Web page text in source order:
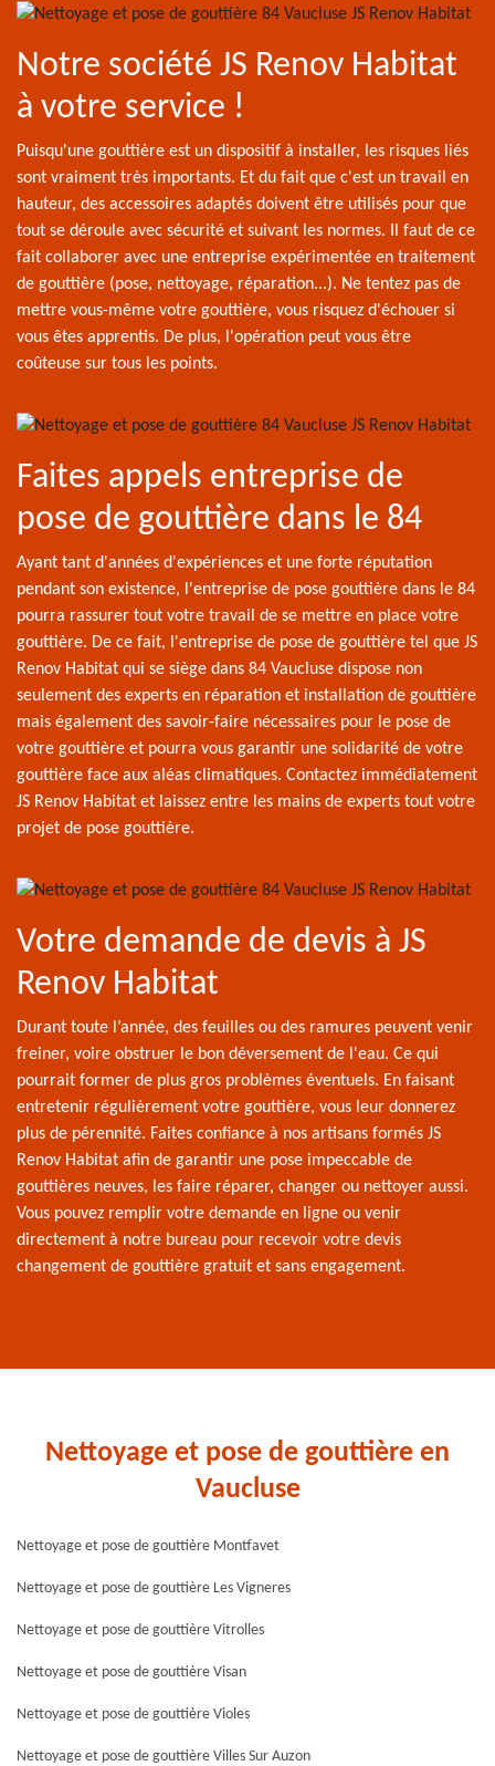
Notre société JS Renov Habitat
à votre service !
Puisqu'une gouttière est un dispositif à installer, les risques liés
sont vraiment très importants. Et du fait que c'est un travail en
hauteur, des accessoires adaptés doivent être utilisés pour que
tout se déroule avec sécurité et suivant les normes. Il faut de ce
fait collaborer avec une entreprise expérimentée en traitement
de gouttière (pose, nettoyage, réparation...). Ne tentez pas de
mettre vous-même votre gouttière, vous risquez d'échouer si
vous êtes apprentis. De plus, l'opération peut vous être
coûteuse sur tous les points.
Faites appels entreprise de
pose de gouttière dans le 84
Ayant tant d'années d'expériences et une forte réputation
pendant son existence, l'entreprise de pose gouttière dans le 84
pourra rassurer tout votre travail de se mettre en place votre
gouttière. De ce fait, l'entreprise de pose de gouttière tel que JS
Renov Habitat qui se siège dans 84 Vaucluse dispose non
seulement des experts en réparation et installation de gouttière
mais également des savoir-faire nécessaires pour le pose de
votre gouttière et pourra vous garantir une solidarité de votre
gouttière face aux aléas climatiques. Contactez immédiatement
JS Renov Habitat et laissez entre les mains de experts tout votre
projet de pose gouttière.
Votre demande de devis à JS
Renov Habitat
Durant toute l’année, des feuilles ou des ramures peuvent venir
freiner, voire obstruer le bon déversement de l'eau. Ce qui
pourrait former de plus gros problèmes éventuels. En faisant
entretenir régulièrement votre gouttière, vous leur donnerez
plus de pérennité. Faites confiance à nos artisans formés JS
Renov Habitat afin de garantir une pose impeccable de
gouttières neuves, les faire réparer, changer ou nettoyer aussi.
Vous pouvez remplir votre demande en ligne ou venir
directement à notre bureau pour recevoir votre devis
changement de gouttière gratuit et sans engagement.
Nettoyage et pose de gouttière en
Vaucluse
Nettoyage et pose de gouttière Montfavet
Nettoyage et pose de gouttière Les Vigneres
Nettoyage et pose de gouttière Vitrolles
Nettoyage et pose de gouttière Visan
Nettoyage et pose de gouttière Violes
Nettoyage et pose de gouttière Villes Sur Auzon